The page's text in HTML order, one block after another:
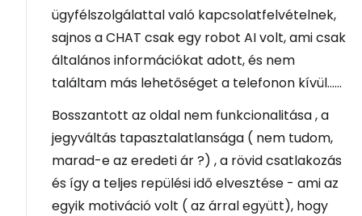
ügyfélszolgálattal való kapcsolatfelvételnek,
sajnos a CHAT csak egy robot AI volt, ami csak
általános információkat adott, és nem
találtam más lehetőséget a telefonon kívül......
Bosszantott az oldal nem funkcionalitása , a
jegyváltás tapasztalatlansága ( nem tudom,
marad-e az eredeti ár ?) , a rövid csatlakozás
és így a teljes repülési idő elvesztése - ami az
egyik motiváció volt ( az árral együtt), hogy